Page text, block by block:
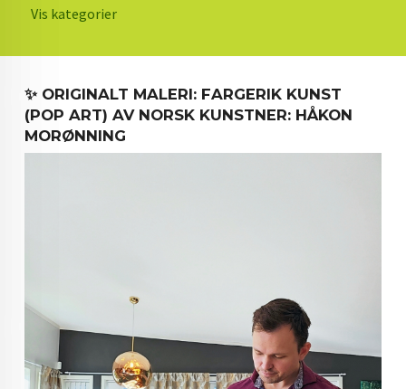
Vis kategorier
KUNST OG KUNSTNEREN
MALERIER BLOGG
FARGETEORI
KJØP KUNST TIL SALGS
✨ ORIGINALT MALERI: FARGERIK KUNST
(POP ART) AV NORSK KUNSTNER: HÅKON
MORØNNING